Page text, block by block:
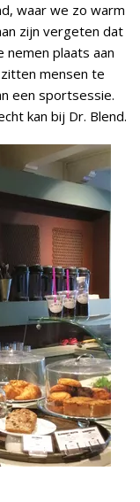
waar we zo warm
zijn vergeten dat
nemen plaats aan
mensen te
een sportsessie.
kan bij Dr. Blend.